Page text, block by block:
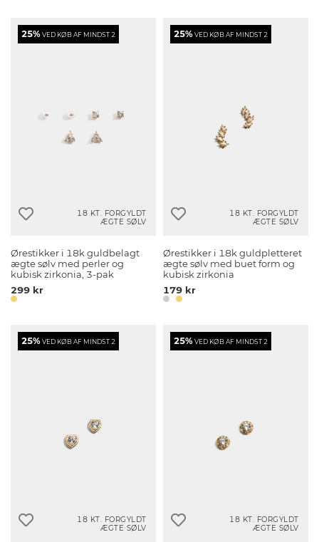
25%VED KØB AF MINDST 2
18 KT. FORGYLDT
ÆGTE SØLV
Ørestikker i 18k guldbelagt
ægte sølv med perler og
kubisk zirkonia, 3-pak
299 kr
25%VED KØB AF MINDST 2
18 KT. FORGYLDT
ÆGTE SØLV
Ørestikker i 18k guldpletteret
ægte sølv med buet form og
kubisk zirkonia
179 kr
25%VED KØB AF MINDST 2
18 KT. FORGYLDT
ÆGTE SØLV
25%VED KØB AF MINDST 2
18 KT. FORGYLDT
ÆGTE SØLV